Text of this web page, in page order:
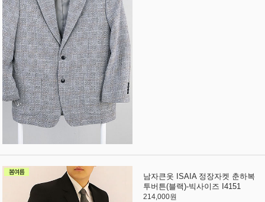
남자큰옷 ISAIA 정장자켓 춘하복
투버튼(블랙)-빅사이즈 I4151
214,000원